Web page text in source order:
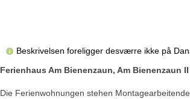
Beskrivelsen foreligger desværre ikke på
Ferienhaus Am Bienenzaun, Am Bienenzaun II
Die Ferienwohnungen stehen